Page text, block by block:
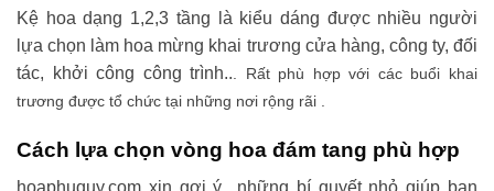
Kệ hoa dạng 1,2,3 tầng là kiểu dáng được nhiều người
lựa chọn làm hoa mừng khai trương cửa hàng, công ty, đối
tác, khởi công công trình.. . Rất phù hợp với các buổi khai
trương được tổ chức tại những nơi rộng rãi .
Cách lựa chọn vòng hoa đám tang phù hợp